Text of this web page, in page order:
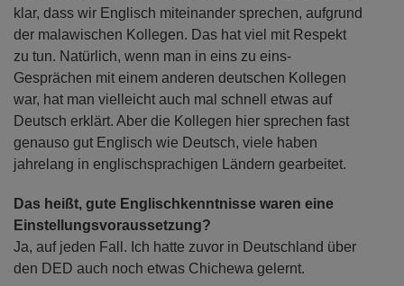
klar, dass wir Englisch miteinander sprechen, aufgrund
der malawischen Kollegen. Das hat viel mit Respekt
zu tun. Natürlich, wenn man in eins zu eins-
Gesprächen mit einem anderen deutschen Kollegen
war, hat man vielleicht auch mal schnell etwas auf
Deutsch erklärt. Aber die Kollegen hier sprechen fast
genauso gut Englisch wie Deutsch, viele haben
jahrelang in englischsprachigen Ländern gearbeitet.
Das heißt, gute Englischkenntnisse waren eine
Einstellungsvoraussetzung?
Ja, auf jeden Fall. Ich hatte zuvor in Deutschland über
den DED auch noch etwas Chichewa gelernt.